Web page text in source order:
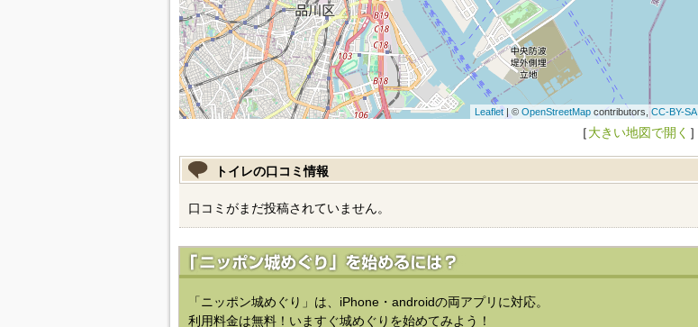
Leaflet| © OpenStreetMapcontributors, CC-BY-SA
［大きい地図で開く ］
トイレの口コミ情報
口コミがまだ投稿されていません。
「ニッポン城めぐり」は、iPhone・androidの両アプリに対応。
利用料金は無料！いますぐ城めぐりを始めてみよう！